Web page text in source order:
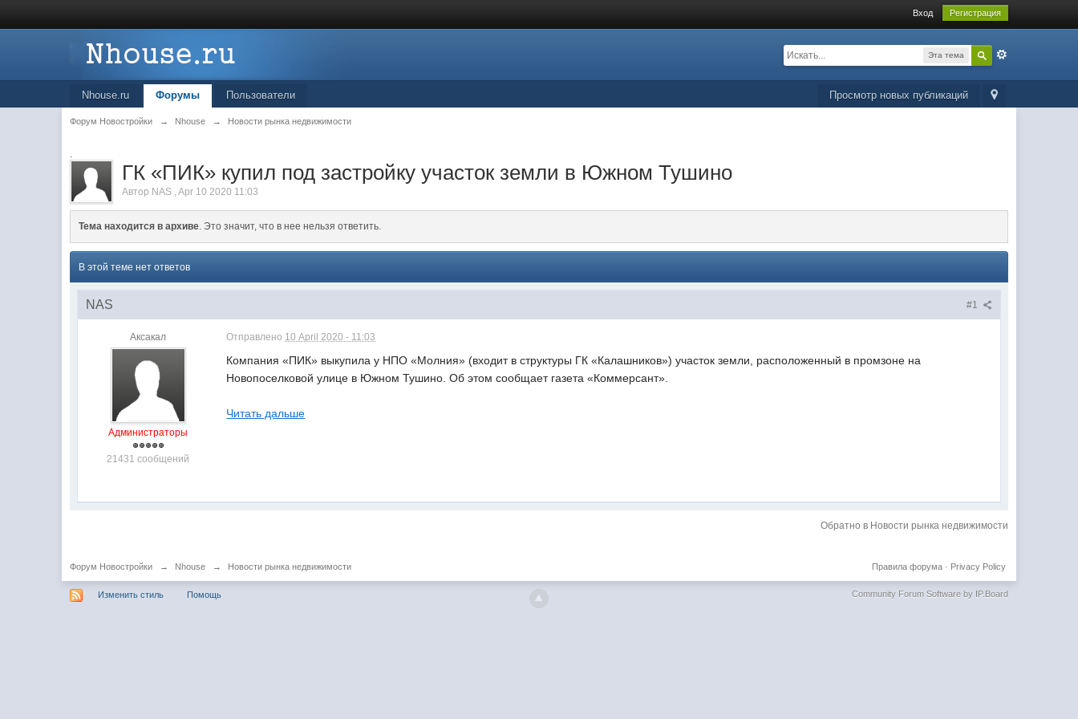
Вход Регистрация
Эта тема
Просмотр новых публикаций
Nhouse.ru Форумы Пользователи
Форум Новостройки → Nhouse → Новости рынка недвижимости
.
ГК «ПИК» купил под застройку участок земли в Южном Тушино
Автор NAS ,Apr 10 2020 11:03
Тема находится в архиве. Это значит, что в нее нельзя ответить.
В этой теме нет ответов
#1
NAS
Аксакал
Администраторы
21431 сообщений
Отправлено 10 April 2020 - 11:03
Компания «ПИК» выкупила у НПО «Молния» (входит в структуры ГК «Калашников») участок земли, расположенный в промзоне на
Новопоселковой улице в Южном Тушино. Об этом сообщает газета «Коммерсант».
Читать дальше
Обратно в Новости рынка недвижимости
Форум Новостройки → Nhouse → Новости рынка недвижимости Privacy Policy
Правила форума·
Изменить стиль Помощь Community Forum Software by IP.Board